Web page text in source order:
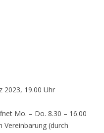
2023, 19.00 Uhr
Mo. – Do. 8.30 – 16.00
Vereinbarung (durch